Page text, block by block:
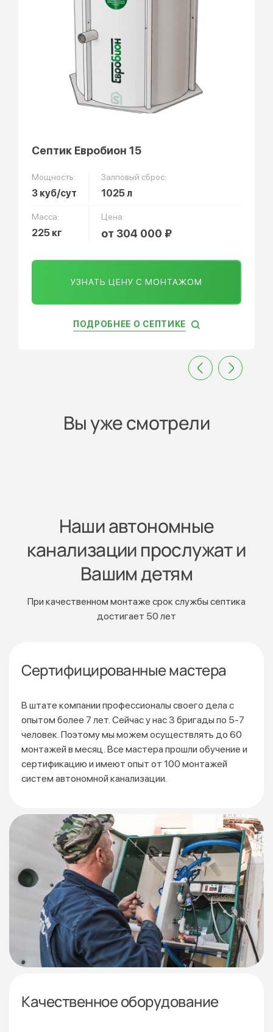
Септик Евробион 15
Мощность:
3 куб/сут
Залповый сброс:
1025 л
Масса:
225 кг
Цена:
от 304 000 ₽
УЗНАТЬ ЦЕНУ С МОНТАЖОМ
ПОДРОБНЕЕ О СЕПТИКЕ
Вы уже смотрели
Наши автономные
канализации прослужат и
Вашим детям
При качественном монтаже срок службы септика
достигает 50 лет
Сертифицированные мастера
В штате компании профессионалы своего дела с
опытом более 7 лет. Сейчас у нас 3 бригады по 5-7
человек. Поэтому мы можем осуществлять до 60
монтажей в месяц. Все мастера прошли обучение и
сертификацию и имеют опыт от 100 монтажей
систем автономной канализации.
Качественное оборудование